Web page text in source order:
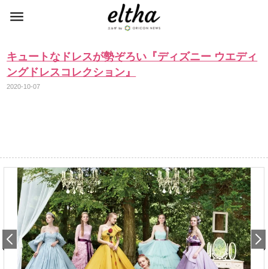
キュートなドレスが勢ぞろい『ディズニー ウエディ
ングドレスコレクション』
2020-10-07